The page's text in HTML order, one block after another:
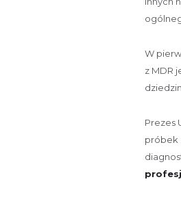
W
z MDR
Prezes
próbek